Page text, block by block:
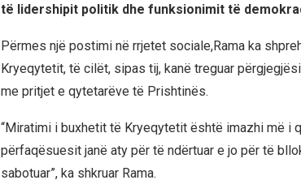
të lidershipit politik dhe funksionimit të
Përmes një postimi në rrjetet sociale,Rama ka
Kryeqytetit, të cilët, sipas tij, kanë treguar
me pritjet e qytetarëve të Prishtinës.
“Miratimi i buxhetit të Kryeqytetit është imazhi më i
përfaqësuesit janë aty për të ndërtuar e jo për të
sabotuar”, ka shkruar Rama.